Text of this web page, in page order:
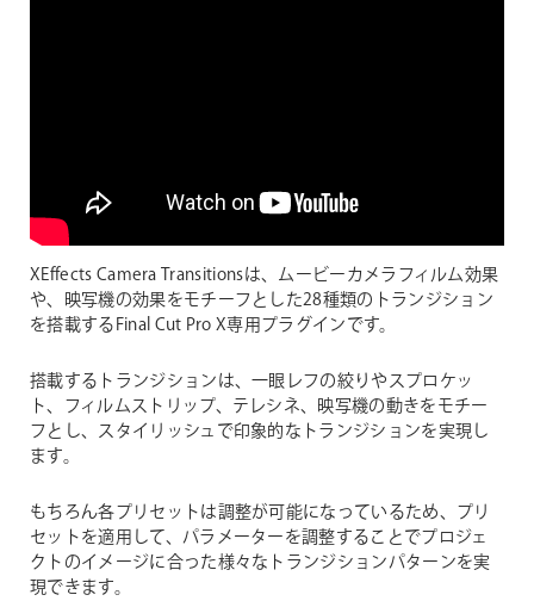
XEffects Camera Transitionsは、ムービーカメラフィルム効果
や、映写機の効果をモチーフとした28種類のトランジション
を搭載するFinal Cut Pro X専用プラグインです。
搭載するトランジションは、一眼レフの絞りやスプロケッ
ト、フィルムストリップ、テレシネ、映写機の動きをモチー
フとし、スタイリッシュで印象的なトランジションを実現し
ます。
もちろん各プリセットは調整が可能になっているため、プリ
セットを適用して、パラメーターを調整することでプロジェ
クトのイメージに合った様々なトランジションパターンを実
現できます。